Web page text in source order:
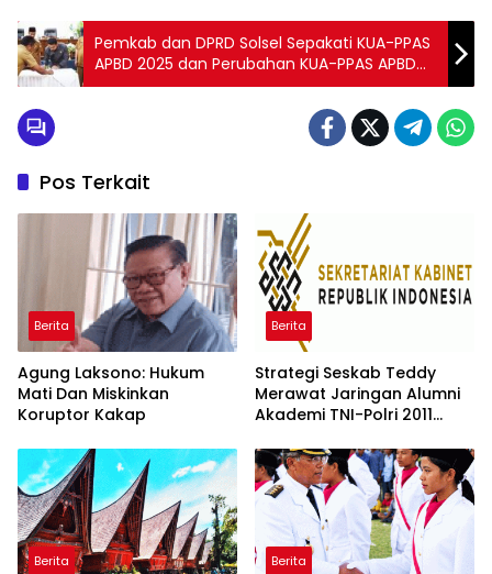
Pemkab dan DPRD Solsel Sepakati KUA-PPAS
APBD 2025 dan Perubahan KUA-PPAS APBD
2024
Pos Terkait
Berita
Agung Laksono: Hukum
Mati Dan Miskinkan
Koruptor Kakap
Berita
Strategi Seskab Teddy
Merawat Jaringan Alumni
Akademi TNI-Polri 2011
Membangun Loyalitas
Berita Berita